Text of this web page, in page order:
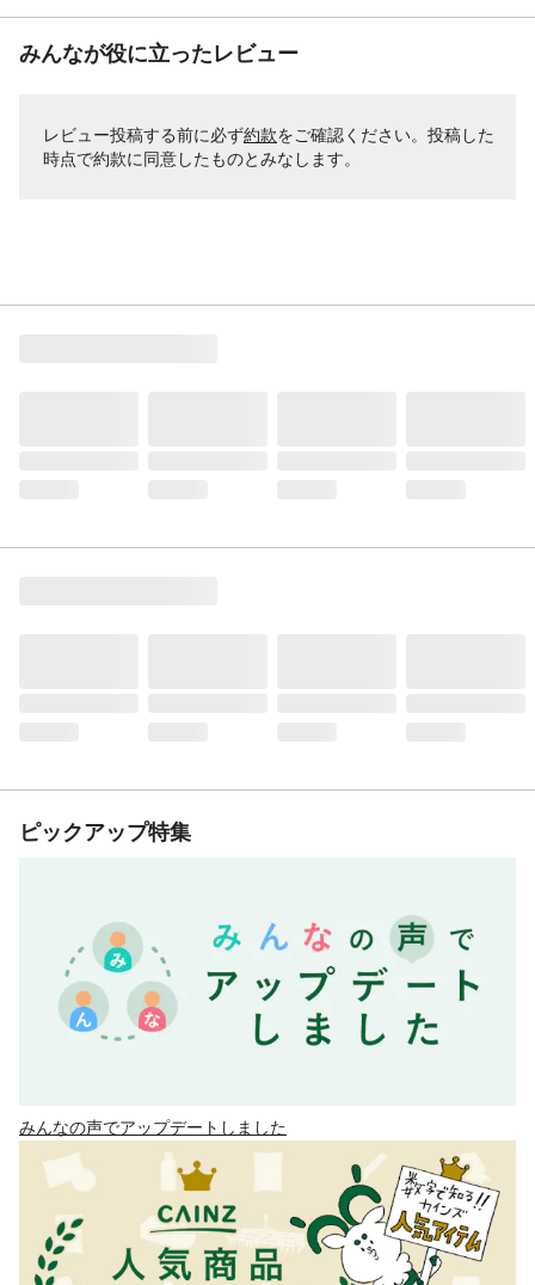
みんなが役に立ったレビュー
レビュー投稿する前に必ず約款をご確認ください。投稿した
時点で約款に同意したものとみなします。
ピックアップ特集
みんなの声でアップデートしました